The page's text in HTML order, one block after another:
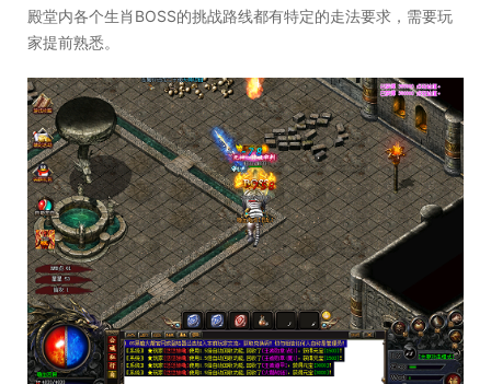
殿堂内各个生肖BOSS的挑战路线都有特定的走法要求，需要玩
家提前熟悉。